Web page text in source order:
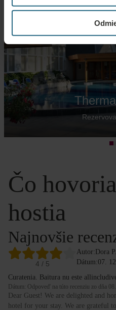
Čo
hostia
Najnovšie
4 / 5
Autor: Dora P.
Dátum:07.
Curatenia. Baitura nu este
Dátum: Odpoveď na túto recenziu zo dňa
Dear Guest! We are delighted and
hotel for your stay. We are grateful